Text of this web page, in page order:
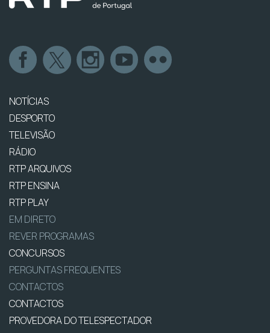
NOTÍCIAS
DESPORTO
TELEVISÃO
RÁDIO
RTP ARQUIVOS
RTP ENSINA
RTP PLAY
EM DIRETO
REVER PROGRAMAS
CONCURSOS
PERGUNTAS FREQUENTES
CONTACTOS
CONTACTOS
PROVEDORA DO TELESPECTADOR